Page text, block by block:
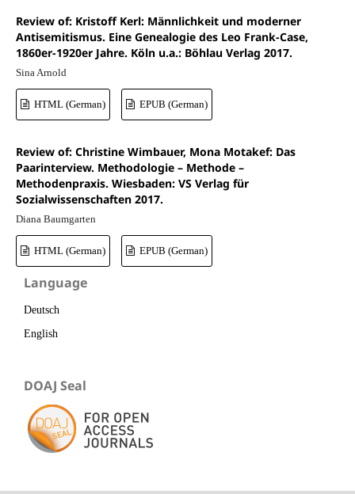
Review of: Kristoff Kerl: Männlichkeit und moderner
Antisemitismus. Eine Genealogie des Leo Frank-Case,
1860er-1920er Jahre. Köln u.a.: Böhlau Verlag 2017.
Sina Arnold
HTML (German) EPUB (German)
Review of: Christine Wimbauer, Mona Motakef: Das
Paarinterview. Methodologie – Methode –
Methodenpraxis. Wiesbaden: VS Verlag für
Sozialwissenschaften 2017.
Diana Baumgarten
HTML (German) EPUB (German)
Language
Deutsch
English
DOAJ Seal